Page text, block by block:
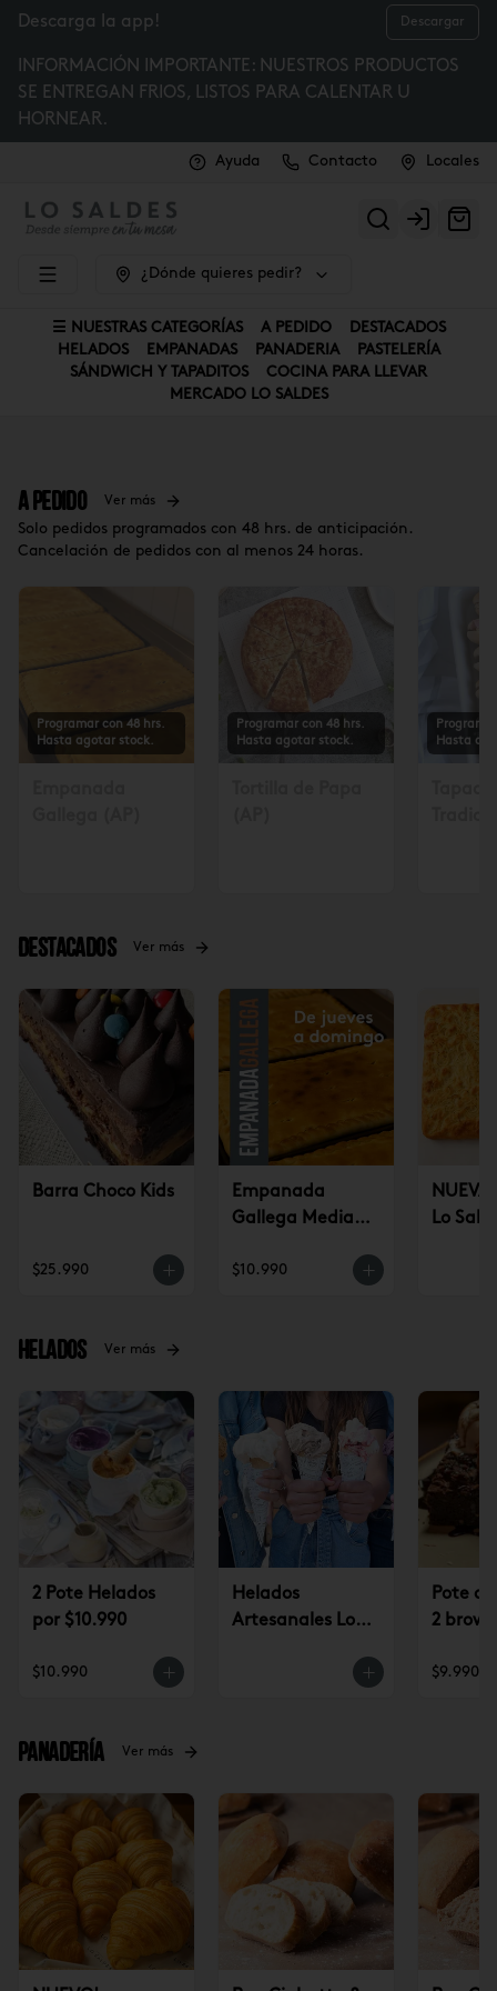
Descarga la app! Descargar
INFORMACIÓN IMPORTANTE: NUESTROS PRODUCTOS
SE ENTREGAN FRIOS, LISTOS PARA CALENTAR U
HORNEAR.
Ayuda Contacto Locales
Login
¿Dónde quieres pedir?
☰ NUESTRAS CATEGORÍAS A PEDIDO
DESTACADOS
HELADOS
EMPANADAS PANADERIA
PASTELERÍA
SÁNDWICH Y TAPADITOS
COCINA PARA LLEVAR
MERCADO LO SALDES
A Pedido Ver más
Solo pedidos programados con 48 hrs. de anticipación.
Cancelación de pedidos con al menos 24 horas.
Programar con 48 hrs.
Hasta agotar stock.
Programar con 48 hrs.
Hasta agotar stock.
Hasta
Destacados Ver más
Barra Choco Kids
$25.990
Empanada
Gallega Mediana
domingo)
$10.990
Lo
Helados Ver más
2 Pote Helados
por $10.990
$10.990
Helados
Artesanales Lo
Pote
2
$9.990
Panadería Ver más